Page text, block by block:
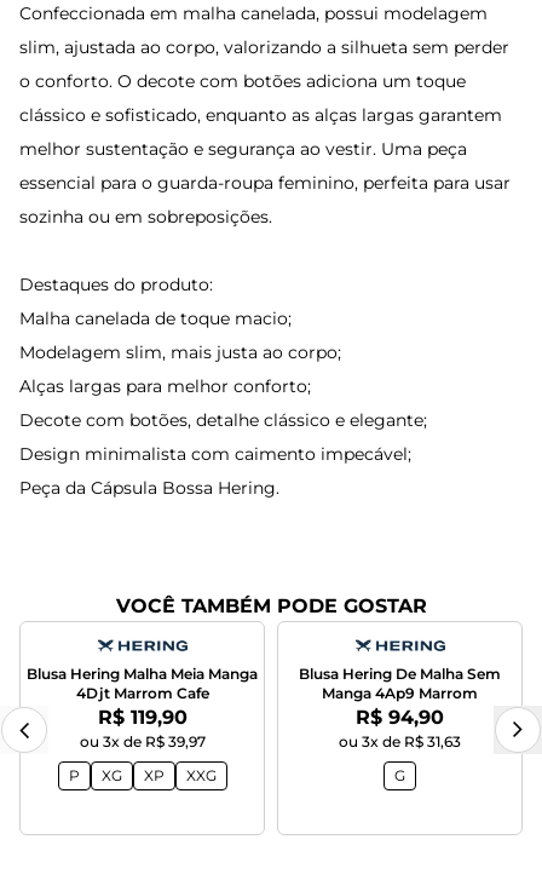
Confeccionada em malha canelada, possui modelagem
slim, ajustada ao corpo, valorizando a silhueta sem perder
o conforto. O decote com botões adiciona um toque
clássico e sofisticado, enquanto as alças largas garantem
melhor sustentação e segurança ao vestir. Uma peça
essencial para o guarda-roupa feminino, perfeita para usar
sozinha ou em sobreposições.
Destaques do produto:
Malha canelada de toque macio;
Modelagem slim, mais justa ao corpo;
Alças largas para melhor conforto;
Decote com botões, detalhe clássico e elegante;
Design minimalista com caimento impecável;
Peça da Cápsula Bossa Hering.
VOCÊ TAMBÉM PODE GOSTAR
Blusa Hering Malha Meia Manga
4Djt Marrom Cafe
Por:
R$ 119,90
ou 3x de R$ 39,97
P
XG XP XXG
Blusa Hering De Malha Sem
Manga 4Ap9 Marrom
Por:
R$ 94,90
ou 3x de R$ 31,63
G